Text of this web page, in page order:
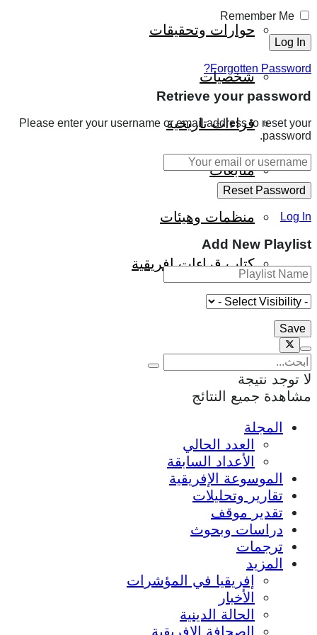
حوارات وتحقيقات
شخصيات
قراءات تاريخية
متابعات
منظمات وهيئات
كتاب قراءات إفريقية
Remember Me
Forgotten Password?
Retrieve your password
Please enter your username or email address to reset your
password.
Log In
Add New Playlist
لا توجد نتيجة
مشاهدة جميع النتائج
المجلة
العدد الحالي
الأعداد السابقة
الموسوعة الإفريقية
تقارير وتحليلات
تقدير موقف
دراسات وبحوث
ترجمات
المزيد
إفريقيا في المؤشرات
الأخبار
الحالة الدينية
الصحافة الإفريقية